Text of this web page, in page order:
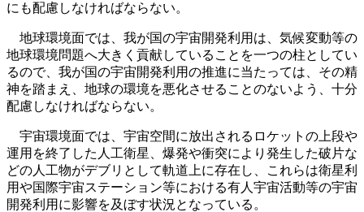
にも配慮しなければならない。
地球環境面では、我が国の宇宙開発利用は、気候変動等の
地球環境問題へ大きく貢献していることを一つの柱としてい
るので、我が国の宇宙開発利用の推進に当たっては、その精
神を踏まえ、地球の環境を悪化させることのないよう、十分
配慮しなければならない。
宇宙環境面では、宇宙空間に放出されるロケットの上段や
運用を終了した人工衛星、爆発や衝突により発生した破片な
どの人工物がデブリとして軌道上に存在し、これらは衛星利
用や国際宇宙ステーション等における有人宇宙活動等の宇宙
開発利用に影響を及ぼす状況となっている。